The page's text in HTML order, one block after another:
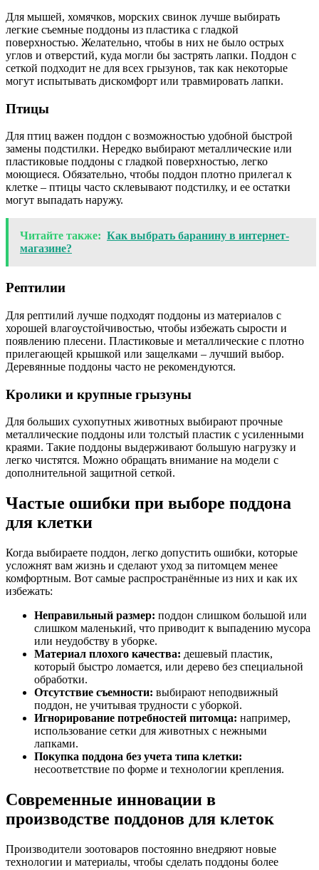
Для мышей, хомячков, морских свинок лучше выбирать
легкие съемные поддоны из пластика с гладкой
поверхностью. Желательно, чтобы в них не было острых
углов и отверстий, куда могли бы застрять лапки. Поддон с
сеткой подходит не для всех грызунов, так как некоторые
могут испытывать дискомфорт или травмировать лапки.
Птицы
Для птиц важен поддон с возможностью удобной быстрой
замены подстилки. Нередко выбирают металлические или
пластиковые поддоны с гладкой поверхностью, легко
моющиеся. Обязательно, чтобы поддон плотно прилегал к
клетке – птицы часто склевывают подстилку, и ее остатки
могут выпадать наружу.
Читайте также: Как выбрать баранину в интернет-
магазине?
Рептилии
Для рептилий лучше подходят поддоны из материалов с
хорошей влагоустойчивостью, чтобы избежать сырости и
появлению плесени. Пластиковые и металлические с плотно
прилегающей крышкой или защелками – лучший выбор.
Деревянные поддоны часто не рекомендуются.
Кролики и крупные грызуны
Для больших сухопутных животных выбирают прочные
металлические поддоны или толстый пластик с усиленными
краями. Такие поддоны выдерживают большую нагрузку и
легко чистятся. Можно обращать внимание на модели с
дополнительной защитной сеткой.
Частые ошибки при выборе поддона
для клетки
Когда выбираете поддон, легко допустить ошибки, которые
усложнят вам жизнь и сделают уход за питомцем менее
комфортным. Вот самые распространённые из них и как их
избежать:
Неправильный размер: поддон слишком большой или
слишком маленький, что приводит к выпадению мусора
или неудобству в уборке.
Материал плохого качества: дешевый пластик,
который быстро ломается, или дерево без специальной
обработки.
Отсутствие съемности: выбирают неподвижный
поддон, не учитывая трудности с уборкой.
Игнорирование потребностей питомца: например,
использование сетки для животных с нежными
лапками.
Покупка поддона без учета типа клетки:
несоответствие по форме и технологии крепления.
Современные инновации в
производстве поддонов для клеток
Производители зоотоваров постоянно внедряют новые
технологии и материалы, чтобы сделать поддоны более